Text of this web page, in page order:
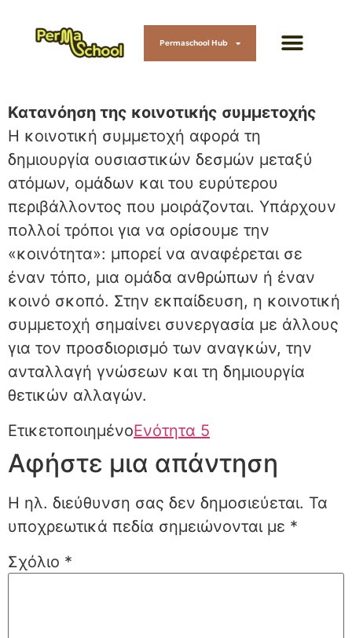
Permaschool Hub
Κατανόηση της κοινοτικής συμμετοχής
Η κοινοτική συμμετοχή αφορά τη
δημιουργία ουσιαστικών δεσμών μεταξύ
ατόμων, ομάδων και του ευρύτερου
περιβάλλοντος που μοιράζονται. Υπάρχουν
πολλοί τρόποι για να ορίσουμε την
«κοινότητα»: μπορεί να αναφέρεται σε
έναν τόπο, μια ομάδα ανθρώπων ή έναν
κοινό σκοπό. Στην εκπαίδευση, η κοινοτική
συμμετοχή σημαίνει συνεργασία με άλλους
για τον προσδιορισμό των αναγκών, την
ανταλλαγή γνώσεων και τη δημιουργία
θετικών αλλαγών.
ΕτικετοποιημένοΕνότητα 5
Αφήστε μια απάντηση
Η ηλ. διεύθυνση σας δεν δημοσιεύεται. Τα
υποχρεωτικά πεδία σημειώνονται με *
Σχόλιο *